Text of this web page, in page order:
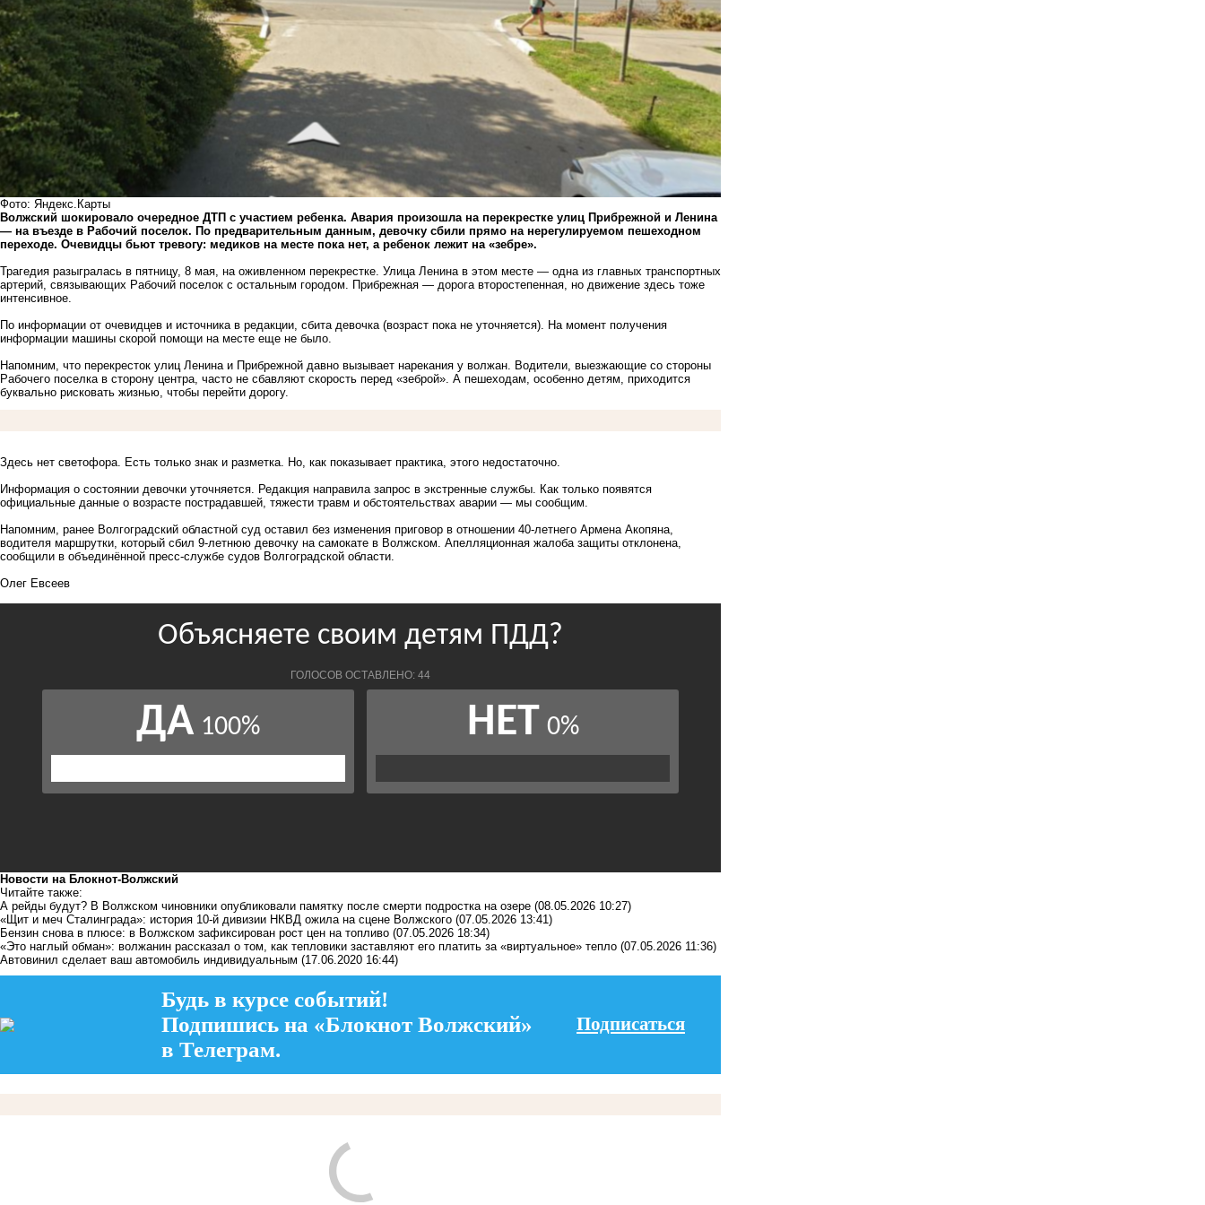
Фото: Яндекс.Карты
Волжский шокировало очередное ДТП с участием ребенка. Авария произошла на перекрестке улиц Прибрежной и Ленина
— на въезде в Рабочий поселок. По предварительным данным, девочку сбили прямо на нерегулируемом пешеходном
переходе. Очевидцы бьют тревогу: медиков на месте пока нет, а ребенок лежит на «зебре».
Трагедия разыгралась в пятницу, 8 мая, на оживленном перекрестке. Улица Ленина в этом месте — одна из главных транспортных
артерий, связывающих Рабочий поселок с остальным городом. Прибрежная — дорога второстепенная, но движение здесь тоже
интенсивное.
По информации от очевидцев и источника в редакции, сбита девочка (возраст пока не уточняется). На момент получения
информации машины скорой помощи на месте еще не было.
Напомним, что перекресток улиц Ленина и Прибрежной давно вызывает нарекания у волжан. Водители, выезжающие со стороны
Рабочего поселка в сторону центра, часто не сбавляют скорость перед «зеброй». А пешеходам, особенно детям, приходится
буквально рисковать жизнью, чтобы перейти дорогу.
Здесь нет светофора. Есть только знак и разметка. Но, как показывает практика, этого недостаточно.
Информация о состоянии девочки уточняется. Редакция направила запрос в экстренные службы. Как только появятся
официальные данные о возрасте пострадавшей, тяжести травм и обстоятельствах аварии — мы сообщим.
Напомним, ранее Волгоградский областной суд оставил без изменения приговор в отношении 40‑летнего Армена Акопяна,
водителя маршрутки, который сбил 9‑летнюю девочку на самокате в Волжском. Апелляционная жалоба защиты отклонена,
сообщили в объединённой пресс‑службе судов Волгоградской области.
Олег Евсеев
Новости на Блoкнoт-Волжский
Читайте также:
А рейды будут? В Волжском чиновники опубликовали памятку после смерти подростка на озере (08.05.2026 10:27)
«Щит и меч Сталинграда»: история 10-й дивизии НКВД ожила на сцене Волжского (07.05.2026 13:41)
Бензин снова в плюсе: в Волжском зафиксирован рост цен на топливо (07.05.2026 18:34)
«Это наглый обман»: волжанин рассказал о том, как тепловики заставляют его платить за «виртуальное» тепло (07.05.2026 11:36)
Автовинил сделает ваш автомобиль индивидуальным (17.06.2020 16:44)
Будь в курсе событий!
Подпишись на «Блокнот Волжский»
в Телеграм.
Подписаться